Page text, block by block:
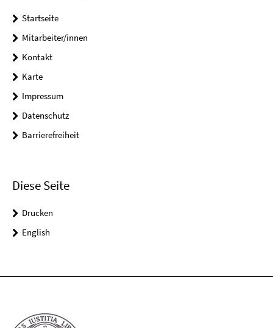
Startseite
Mitarbeiter/innen
Kontakt
Karte
Impressum
Datenschutz
Barrierefreiheit
Diese Seite
Drucken
English